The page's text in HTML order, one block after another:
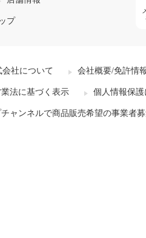
プ
社について 会社概要/免許情
法に基づく表示 個人情報保護
ャンネルで商品販売希望の事業者募